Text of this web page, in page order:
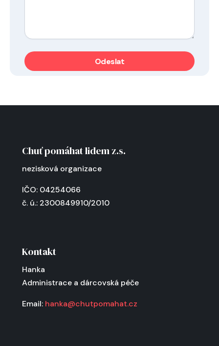
Chuť pomáhat lidem z.s.
nezisková organizace
IČO: 04254066
č. ú.: 2300849910/2010
Kontakt
Hanka
Administrace a dárcovská péče
Email: hanka@chutpomahat.cz